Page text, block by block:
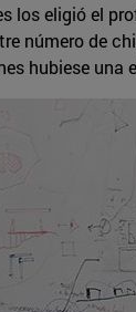
los eligió el
número de
hubiese una